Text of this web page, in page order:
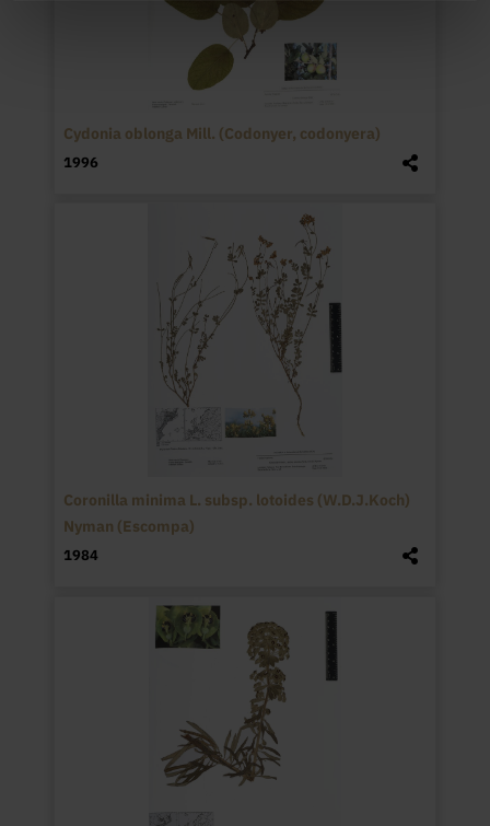
Cydonia oblonga Mill. (Codonyer, codonyera)
1996
Coronilla minima L. subsp. lotoides (W.D.J.Koch)
Nyman (Escompa)
1984